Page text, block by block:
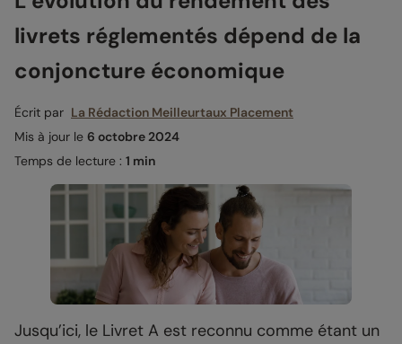
livrets réglementés dépend de la
conjoncture économique
Écrit par La Rédaction Meilleurtaux Placement
Mis à jour le 6 octobre 2024
Temps de lecture : 1 min
Jusqu’ici, le Livret A est reconnu comme étant un